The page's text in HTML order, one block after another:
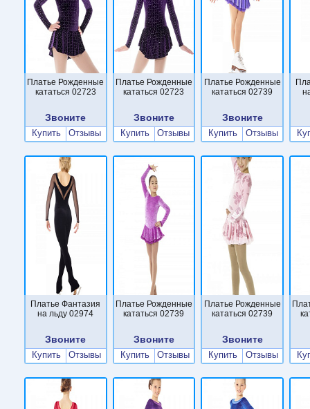
Платье Рожденные
кататься 02723
Звоните
Купить Отзывы
Платье Рожденные
кататься 02723
Звоните
Купить Отзывы
Платье Рожденные
кататься 02739
Звоните
Купить Отзывы
Платье Фантазия
на льду 02974
Звоните
Купить Отзывы
Платье Рожденные
кататься 02739
Звоните
Купить Отзывы
Платье Рожденные
кататься 02739
Звоните
Купить Отзывы